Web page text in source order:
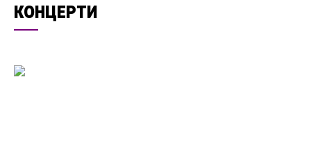
КОНЦЕРТИ